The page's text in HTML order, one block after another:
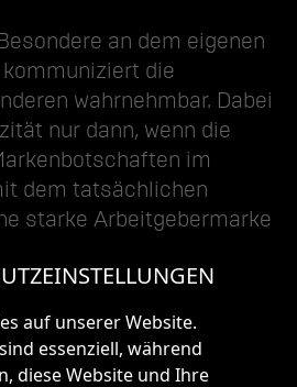
auf unserer Website.
essenziell, während
diese Website und Ihre
an dem eigenen
die
wahrnehmbar. Dabei
nur dann, wenn die
im
dem tatsächlichen
starke Arbeitgebermarke
Botschaftern des